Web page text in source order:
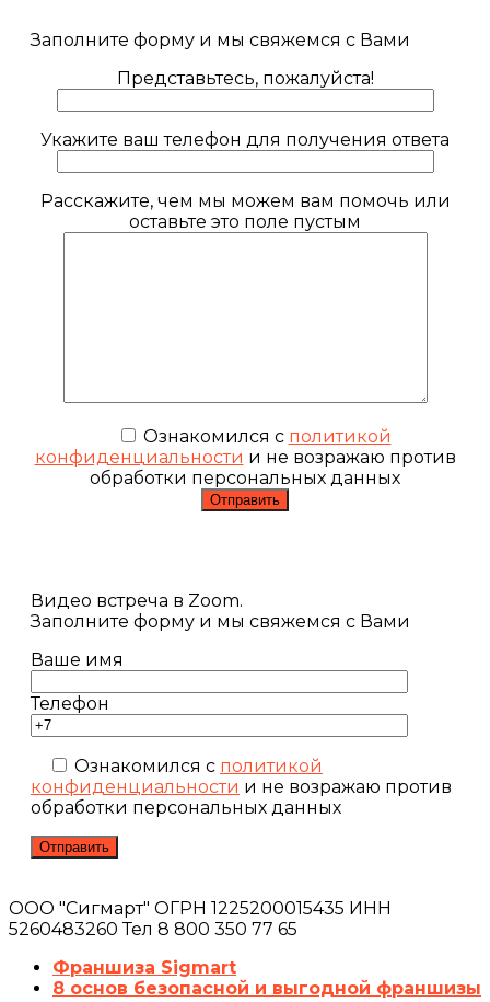
Заполните форму и мы свяжемся с Вами
Представьтесь, пожалуйста!
Укажите ваш телефон для получения ответа
Расскажите, чем мы можем вам помочь или
оставьте это поле пустым
Ознакомился с политикой
конфиденциальности и не возражаю против
обработки персональных данных
Видео встреча в Zoom.
Заполните форму и мы свяжемся с Вами
Ваше имя
Телефон
Ознакомился с политикой
конфиденциальности и не возражаю против
обработки персональных данных
ООО "Сигмарт" ОГРН 1225200015435 ИНН
5260483260 Тел 8 800 350 77 65
Франшиза Sigmart
8 основ безопасной и выгодной франшизы